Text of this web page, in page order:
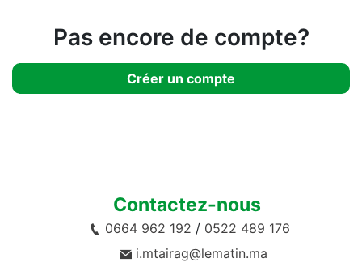
Pas encore de compte?
Créer un compte
Contactez-nous
0664 962 192 / 0522 489 176
i.mtairag@lematin.ma